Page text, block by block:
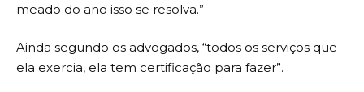
meado do ano isso se resolva.”
Ainda segundo os advogados, “todos os serviços que
ela exercia, ela tem certificação para fazer”.